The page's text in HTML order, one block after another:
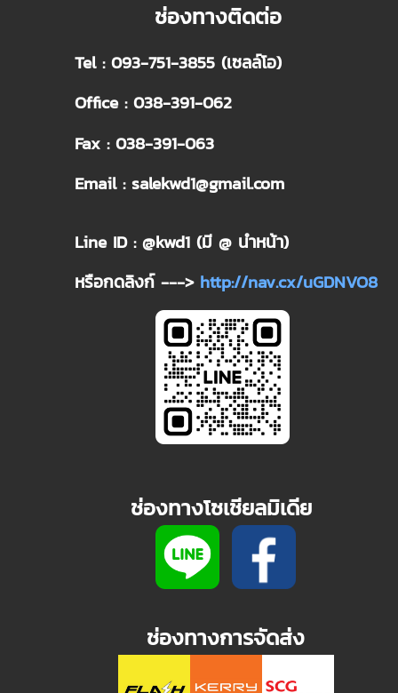
ช่องทางติดต่อ
Tel : 093-751-3855 (เซลล์โอ)
Office : 038-391-062
Fax : 038-391-063
Email : salekwd1@gmail.com
Line ID : @kwd1 (มี @ นำหน้า)
หรือกดลิงก์ ---> http://nav.cx/uGDNVO8
ช่องทางโซเชียลมิเดีย
ช่องทางการจัดส่ง